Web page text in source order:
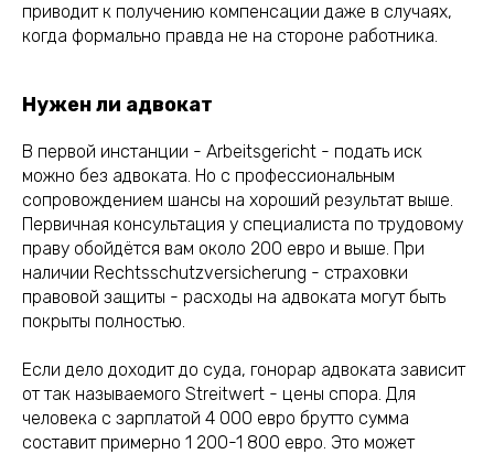
приводит к получению компенсации даже в случаях,
когда формально правда не на стороне работника.
Нужен ли адвокат
В первой инстанции - Arbeitsgericht - подать иск
можно без адвоката. Но с профессиональным
сопровождением шансы на хороший результат выше.
Первичная консультация у специалиста по трудовому
праву обойдётся вам около 200 евро и выше. При
наличии Rechtsschutzversicherung - страховки
правовой защиты - расходы на адвоката могут быть
покрыты полностью.
Если дело доходит до суда, гонорар адвоката зависит
от так называемого Streitwert - цены спора. Для
человека с зарплатой 4 000 евро брутто сумма
составит примерно 1 200-1 800 евро. Это может